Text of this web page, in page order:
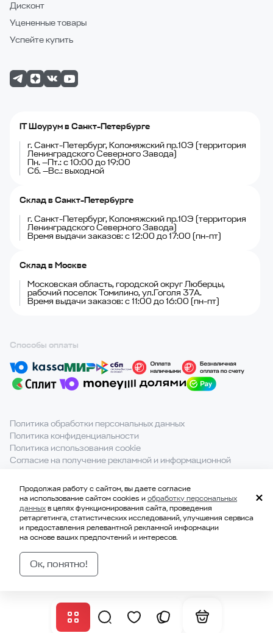
Дисконт
Уцененные товары
Успейте купить
IT Шоурум в Санкт-Петербурге
г. Санкт-Петербург, Коломяжский пр.10Э (территория
Ленинградского Северного Завода)
Пн. —Пт.: с 10:00 до 19:00
Сб. —Вс.: выходной
Склад в Санкт-Петербурге
г. Санкт-Петербург, Коломяжский пр.10Э (территория
Ленинградского Северного Завода)
Время выдачи заказов: с 12:00 до 17:00 (пн-пт)
Склад в Москве
Московская область, городской округ Люберцы,
рабочий поселок Томилино, ул.Гоголя 37А.
Время выдачи заказов: с 11:00 до 16:00 (пн-пт)
Способы оплаты
Политика обработки персональных данных
Политика конфиденциальности
Политика использования cookie
Согласие на получение рекламной и информационной
При полном или частичном использовании материалов с
сайта ссылка на источник обязательна.
© 2021-2026, ООО «ВКВАДРАТЕ»
ИНН 7814707183
ОГРН 1177847328229
Продолжая работу с сайтом, вы даете согласие
на использование сайтом cookies иобработку персональных
данныхв целях функционирования сайта, проведения
ретаргетинга, статистических исследований, улучшения сервиса
и предоставления релевантной рекламной информации
на основе ваших предпочтений и интересов.
Ок, понятно!